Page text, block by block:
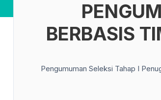
BERBASIS
Pengumuman Seleksi Tahap I